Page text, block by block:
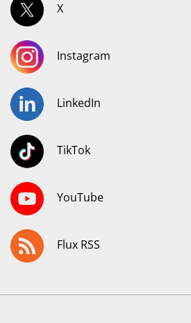
X
Instagram
LinkedIn
TikTok
YouTube
Flux RSS